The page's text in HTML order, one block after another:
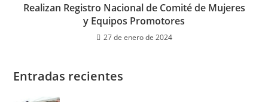
Realizan Registro Nacional de Comité de Mujeres
y Equipos Promotores
27 de enero de 2024
Entradas recientes